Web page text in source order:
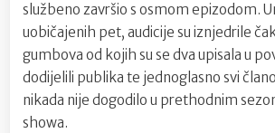
službeno završio s osmom epizodom.
uobičajenih pet, audicije su iznjedrile
gumbova od kojih su se dva upisala u
dodijelili publika te jednoglasno svi
nikada nije dogodilo u prethodnim
showa.